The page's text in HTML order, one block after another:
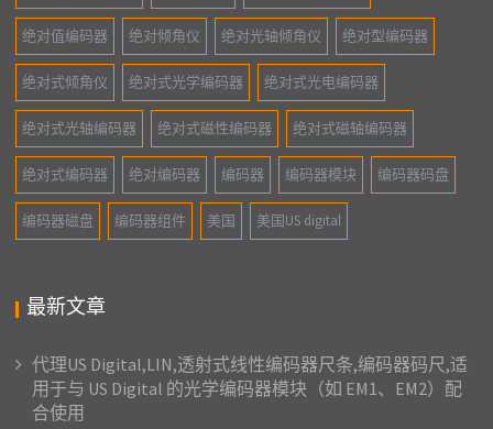
绝对值编码器 绝对倾角仪 绝对光轴倾角仪 绝对型编码器
绝对式倾角仪 绝对式光学编码器 绝对式光电编码器
绝对式光轴编码器 绝对式磁性编码器 绝对式磁轴编码器
绝对式编码器 绝对编码器 编码器 编码器模块 编码器码盘
编码器磁盘 编码器组件 美国 美国US digital
最新文章
代理US Digital,LIN,透射式线性编码器尺条,编码器码尺,适
用于与 US Digital 的光学编码器模块（如 EM1、EM2）配
合使用